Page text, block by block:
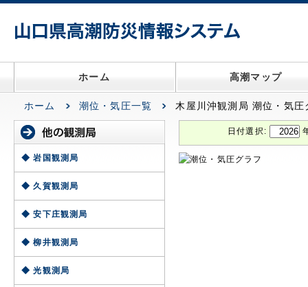
ホーム 高潮マップ
ホーム 潮位・気圧一覧 木屋川沖観測局 潮位・気圧
日付選択:
◆ 岩国観測局
◆ 久賀観測局
◆ 安下庄観測局
◆ 柳井観測局
◆ 光観測局